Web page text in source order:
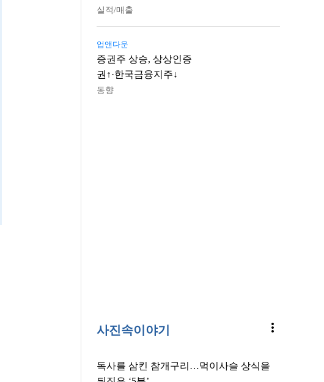
실적/매출
업앤다운
증권주 상승, 상상인증
권↑·한국금융지주↓
동향
사진속이야기 more_vert
독사를 삼킨 참개구리…먹이사슬 상식을